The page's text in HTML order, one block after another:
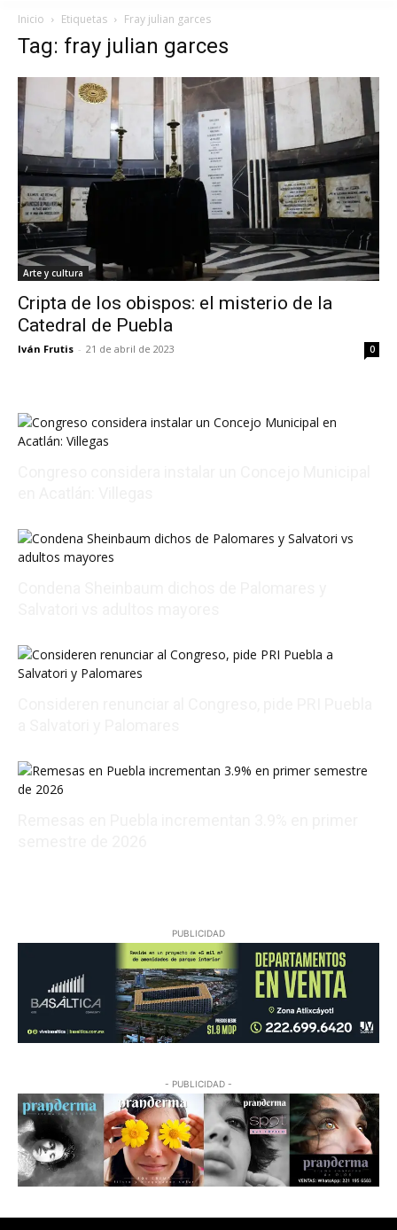
Inicio Etiquetas Fray julian garces
Tag: fray julian garces
Arte y cultura
Cripta de los obispos: el misterio de la
Catedral de Puebla
Iván Frutis - 21 de abril de 2023 0
PUBLICIDAD
- PUBLICIDAD -